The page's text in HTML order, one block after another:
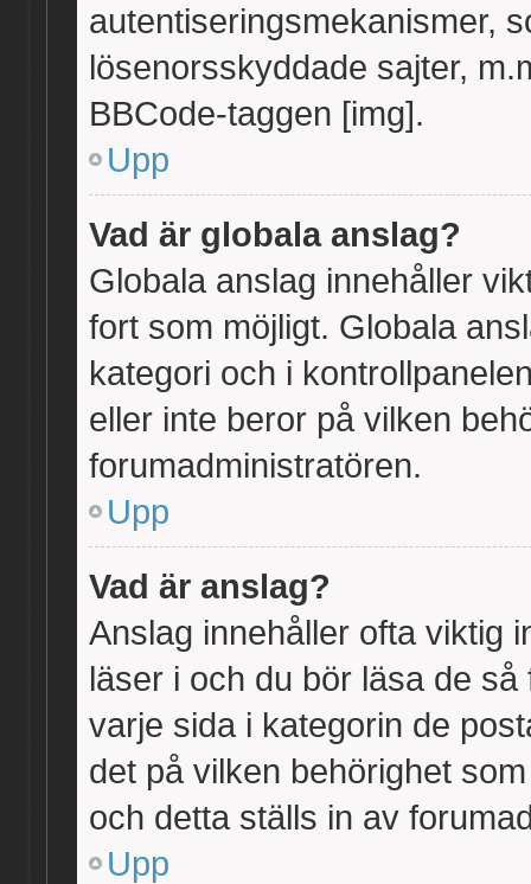
autentiseringsmekanismer,
lösenorsskyddade sajter,
BBCode-taggen [img].
Upp
Vad är globala anslag?
Globala anslag innehåller
fort som möjligt. Globala
kategori och i
eller inte beror på vilken
forumadministratören.
Upp
Vad är anslag?
Anslag innehåller ofta viktig
läser i och du bör läsa de
varje sida i kategorin de
det på vilken behörighet
och detta ställs in av
Upp